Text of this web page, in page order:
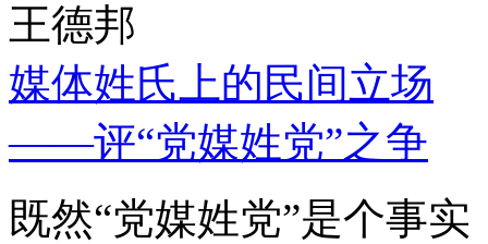
王德邦
媒体姓氏上的民间立场
——评“党媒姓党”之争
既然“党媒姓党”是个事